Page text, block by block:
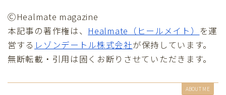
ⒸHealmate magazine
本記事の著作権は、 Healmate（ヒールメイト）
を運
営する レゾンデートル株式会社が保持しています。
無断転載・引用は固くお断りさせていただきます。
ABOUT ME